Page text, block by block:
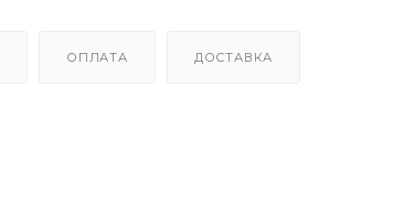
ОПЛАТА ДОСТАВКА